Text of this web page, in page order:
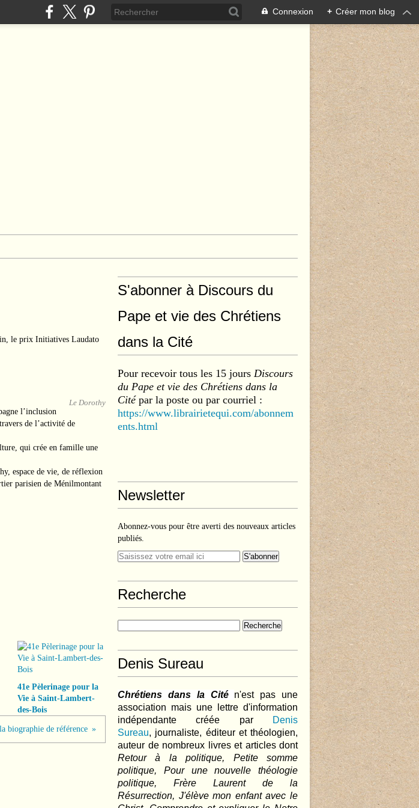
Connexion + Créer mon blog
le prix Initiatives Laudato
Le Dorothy
l’inclusion
de l’activité de
qui crée en famille une
espace de vie, de réflexion
parisien de Ménilmontant
41e Pèlerinage pour la
Vie à Saint-Lambert-
des-Bois
biographie de référence
S'abonner à Discours du
Pape et vie des Chrétiens
dans la Cité
Pour recevoir tous les 15 jours Discours
du Pape et vie des Chrétiens dans la
Citépar la poste ou par courriel :
https://www.librairietequi.com/abonnem
ents.html
Newsletter
Abonnez-vous pour être averti des nouveaux articles
publiés.
Recherche
Denis Sureau
Chrétiens dans la Cité
n'est pas une
association mais une lettre d'information
indépendante créée par
Denis
Sureau, journaliste, éditeur et théologien,
auteur de nombreux livres et articles dont
Retour à la politique, Petite somme
politique, Pour une nouvelle théologie
politique, Frère Laurent de la
Résurrection, J'élève mon enfant avec le